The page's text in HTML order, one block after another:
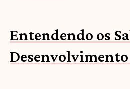
Entendendo os
Desenvolvimento